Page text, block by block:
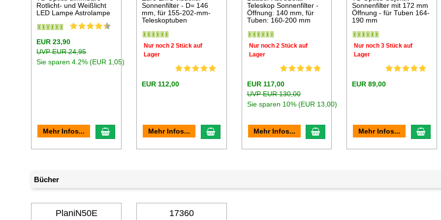
Rotlicht- und Weißlicht
LED Lampe Astrolampe
EUR 23,90
UVP EUR 24,95
Sie sparen 4.2% (EUR 1,05)
Mehr Infos... In den Warenkorb
Sonnenfilter - D= 146
mm, für 155-202-mm-
Teleskoptuben
Nur noch 2 Stück auf
Lager
EUR 112,00
Mehr Infos... In den Warenkorb
Teleskop Sonnenfilter -
Öffnung: 140 mm, für
Tuben: 160-200 mm
Nur noch 2 Stück auf
Lager
EUR 117,00
UVP EUR 130,00
Sie sparen 10% (EUR 13,00)
Mehr Infos... In den Warenkorb
Sonnenfilter mit 172 mm
Öffnung - für Tuben 164-
190 mm
Nur noch 3 Stück auf
Lager
EUR 89,00
Mehr Infos... In
Bücher
PlaniN50E 17360